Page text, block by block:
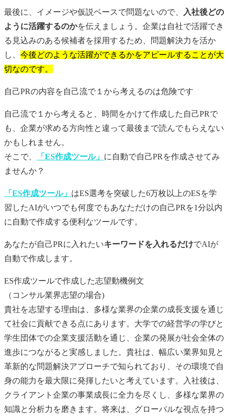
最後に、イメージや仮説ベースで問題ないので、
入社後どの
ように活躍するのかを伝えましょう。企業は自社で活躍でき
る見込みのある候補者を採用するため、問題解決力を活か
し、 今後どのような活躍ができるかをアピールすることが大
切なのです。
自己PRの内容を自己流で１から考えるのは危険です
自己流で１から考えると、時間をかけて作成した 自己PRで
も、企業が求める方向性と違って最後まで読んでもらえない
かもしれません。
そこで、
「ES作成ツール」 に自動で自己PR を作成させてみ
ませんか？
「ES作成ツール」 はES選考を突破した6万枚以上のESを学
習したAIがいつでも何度でもあなただけの自己PR を1分以内
に自動で作成する便利なツールです。
あなたが自己PRに入れたいキーワードを入れるだけでAIが
自動で作成します。
ES作成ツールで作成した志望動機例文
（コンサル業界志望の場合)
貴社を志望する理由は、多様な業界の企業の成長支援を通じ
て社会に貢献できる点にあります。大学での経営学の学びと
学生団体での企業支援活動を通じ、企業の発展が社会全体の
進歩につながると実感しました。貴社は、幅広い業界知見と
革新的な問題解決アプローチで知られており、その環境で自
身の能力を最大限に発揮したいと考えています。入社後は、
クライアント企業の事業成長に全力を尽くし、多様な業界の
知識と分析力を磨きます。将来は、グローバルな視点を持つ